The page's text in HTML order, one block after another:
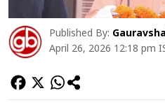
Published By:
April 26, 2026 12:18 pm